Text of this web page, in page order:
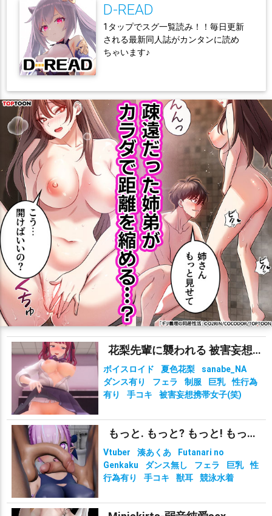
D-READ
1タップでスグ一覧読み！！毎日更新
される最新同人誌がカンタンに読め
ちゃいます♪
花梨先輩に襲われる 被害妄想携帯女子（笑）
ボイスロイド 夏色花梨
sanabe_NA
ダンス有り
フェラ 制服 巨乳
性行為
有り
手コキ 被害妄想携帯女子(笑)
もっと. もっと? もっと! もっと!?!?
Vtuber 湊あくあ
Futanari no
Genkaku
ダンス無し フェラ 巨乳
性
行為有り
手コキ 獣耳 競泳水着